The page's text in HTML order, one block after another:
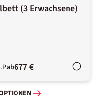
(3 Erwachsene)
ab677 €